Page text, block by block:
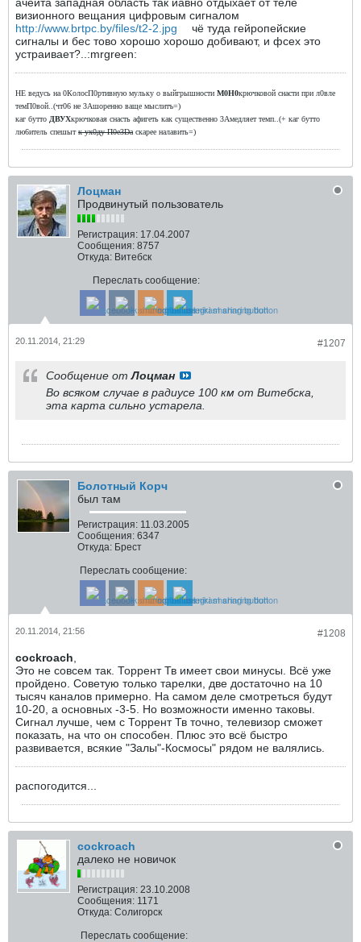
визионного вещания цифровым сигналом
http://www.brtpc.by/files/t2-2.jpg
чё туда гейропейские
сигналы и бес тово хорошо хорошо добивают, и фсех это
устраивает?..:mrgreen:
НЕ ведусь на 0КолосП0ртивную мульку о выйгрышности М0Н0крючковой снасти при л0вле
темП0вой..(чт06 не 3Ашоренно ваще мыслитъ=)
каг бутто ДВУХкрючковая снасть афигеть как существенно 3Амедляет темп..(+ каг бутто
лю6итель спешытк ух0ду П0е3Dа скарее налавить=)
Лоцман
Продвинутый пользователь
Регистрация: 17.04.2007
Сообщения: 8757
Откуда: Витебск
Переслать сообщение:
#1207
20.11.2014, 21:29
Сообщение отЛоцман
Во всяком случае в радиусе 100 км от Витебска,
эта карта сильно устарела.
Болотный Корч
был там
Регистрация: 11.03.2005
Сообщения: 6347
Откуда: Брест
Переслать сообщение:
#1208
20.11.2014, 21:56
cockroach
Это не совсем так. Торрент Тв имеет свои минусы. Всё уже
пройдено. Советую только тарелки, две достаточно на 10
тысяч каналов примерно. На самом деле смотреться будут
10-20, а основных -3-5. Но возможности именно таковы.
Сигнал лучше, чем с Торрент Тв точно, телевизор сможет
показать, на что он способен. Плюс это всё быстро
развивается, всякие "Залы"-Космосы" рядом не валялись.
распогодится...
cockroach
далеко не новичок
Регистрация: 23.10.2008
Сообщения: 1171
Откуда: Солигорск
Переслать сообщение: